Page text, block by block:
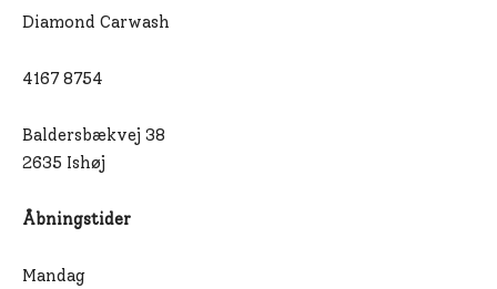
Diamond Carwash
4167 8754
Baldersbækvej 38
2635 Ishøj
Åbningstider
Mandag